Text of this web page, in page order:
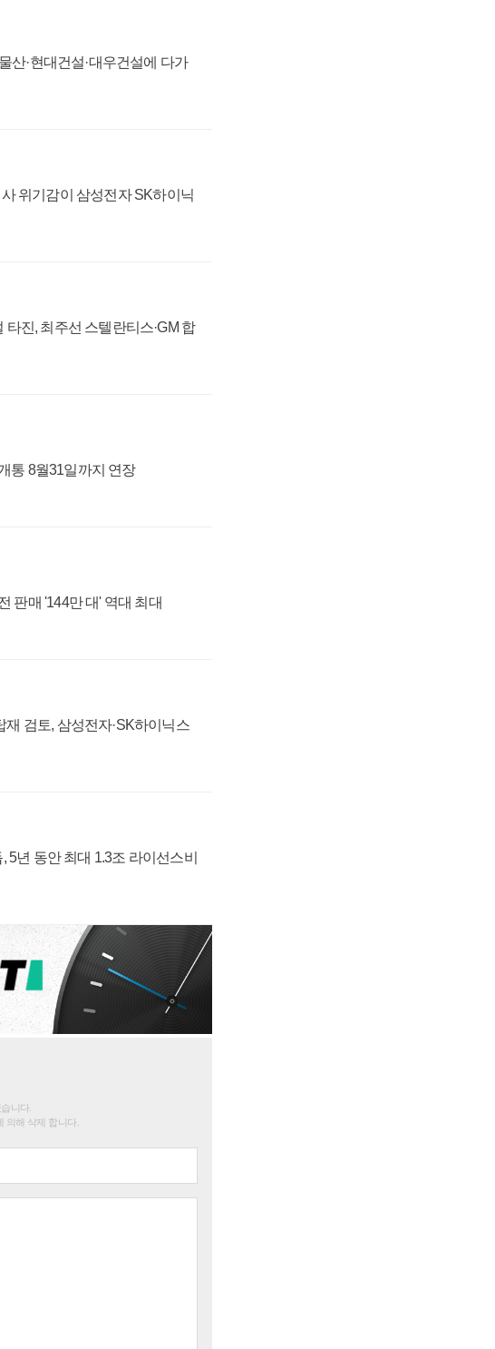
산·현대건설·대우건설에 다가
위기감이 삼성전자 SK하이닉
진, 최주선 스텔란티스·GM 합
통 8월31일까지 연장
판매 '144만 대' 역대 최대
검토, 삼성전자·SK하이닉스
년 동안 최대 1.3조 라이선스비
니다.
의해 삭제 합니다.